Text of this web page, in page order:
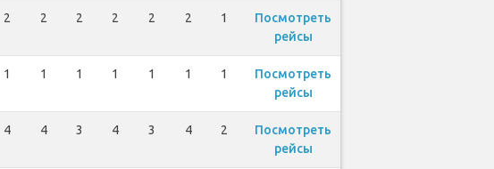
2 2 2 2 2 2 1
Посмотреть
рейсы
1 1 1 1 1 1 1
Посмотреть
рейсы
4 4 3 4 3 4 2
Посмотреть
рейсы